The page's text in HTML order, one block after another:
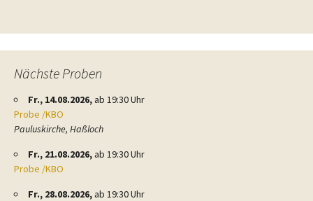
Nächste Proben
Fr., 14.08.2026,ab 19:30 Uhr
Probe /KBO
Pauluskirche, Haßloch
Fr., 21.08.2026,ab 19:30 Uhr
Probe /KBO
Fr., 28.08.2026,ab 19:30 Uhr